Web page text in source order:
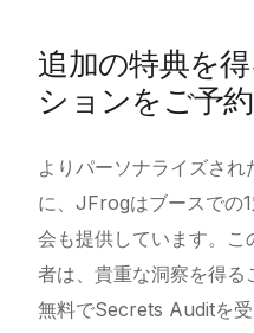
追加の特典を
ションをご予
よりパーソナライズさ
に、JFrogはブースでの
会も提供しています。
者は、貴重な洞察を得る
無料でSecrets Auditを受